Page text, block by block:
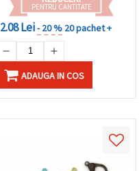
PENTRU CANTITATE
2.08 Lei- 20 % 20 pachet +
ADAUGA IN COS